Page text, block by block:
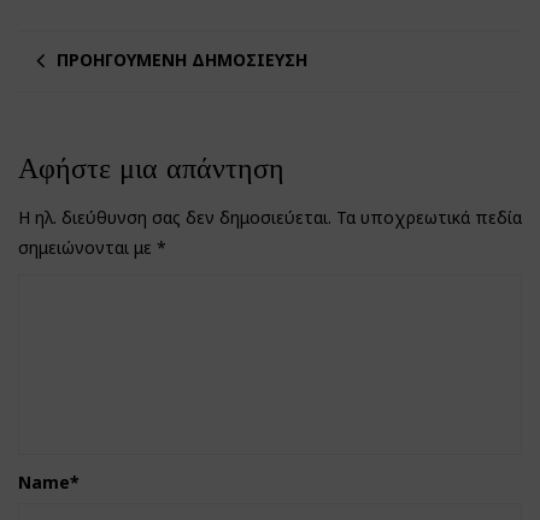
ΠΡΟΗΓΟΎΜΕΝΗ ΔΗΜΟΣΊΕΥΣΗ
Αφήστε μια απάντηση
Η ηλ. διεύθυνση σας δεν δημοσιεύεται. Τα υποχρεωτικά πεδία
σημειώνονται με *
Name*